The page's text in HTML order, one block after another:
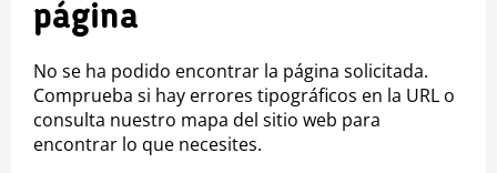
página
No se ha podido encontrar la página solicitada.
Comprueba si hay errores tipográficos en la URL o
consulta nuestro mapa del sitio web para
encontrar lo que necesites.